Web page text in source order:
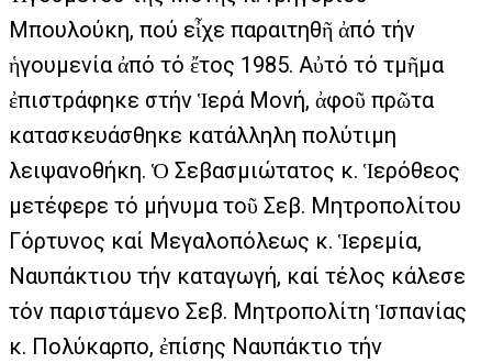
Μπουλούκη, πού εἶχε παραιτηθῆ ἀπό τήν
ἡγουμενία ἀπό τό ἔτος 1985. Αὐτό τό τμῆμα
ἐπιστράφηκε στήν Ἱερά Μονή, ἀφοῦ πρῶτα
κατασκευάσθηκε κατάλληλη πολύτιμη
λειψανοθήκη. Ὁ Σεβασμιώτατος κ. Ἱερόθεος
μετέφερε τό μήνυμα τοῦ Σεβ. Μητροπολίτου
Γόρτυνος καί Μεγαλοπόλεως κ. Ἱερεμία,
Ναυπάκτιου τήν καταγωγή, καί τέλος κάλεσε
τόν παριστάμενο Σεβ. Μητροπολίτη Ἱσπανίας
κ. Πολύκαρπο, ἐπίσης Ναυπάκτιο τήν